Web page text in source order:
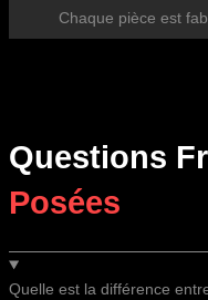
Chaque pièce est
Questions
Posées
Quelle est la différence